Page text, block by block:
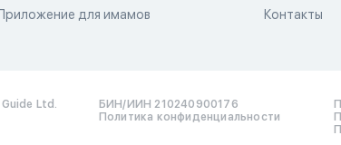
для имамов Контакты
Ltd.
БИН/ИИН 210240900176
Политика конфиденциальности